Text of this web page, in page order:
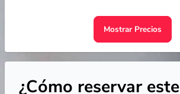
Mostrar Precios
¿Cómo reservar este